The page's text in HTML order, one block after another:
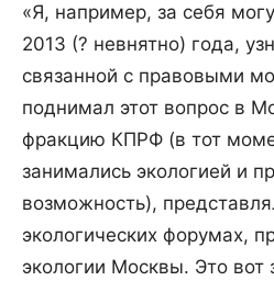
«Я, например, за себя
2013 (? невнятно) года,
связанной с правовыми
поднимал этот вопрос в
фракцию КПРФ (в тот
занимались экологией и
возможность),
экологических форумах,
экологии Москвы. Это вот